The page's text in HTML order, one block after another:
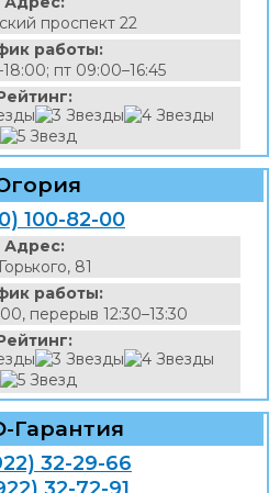
проспект 22
работы:
пт 09:00–16:45
100-82-00
Адрес:
81
работы:
перерыв 12:30–13:30
Гарантия
32-29-66